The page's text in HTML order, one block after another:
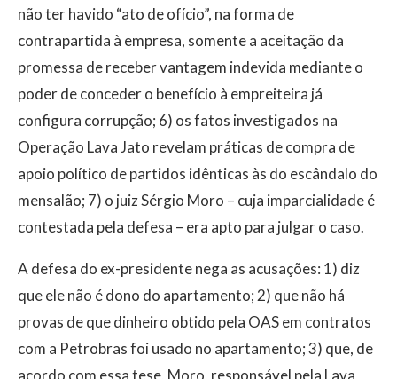
não ter havido “ato de ofício”, na forma de
contrapartida à empresa, somente a aceitação da
promessa de receber vantagem indevida mediante o
poder de conceder o benefício à empreiteira já
configura corrupção; 6) os fatos investigados na
Operação Lava Jato revelam práticas de compra de
apoio político de partidos idênticas às do escândalo do
mensalão; 7) o juiz Sérgio Moro – cuja imparcialidade é
contestada pela defesa – era apto para julgar o caso.
A defesa do ex-presidente nega as acusações: 1) diz
que ele não é dono do apartamento; 2) que não há
provas de que dinheiro obtido pela OAS em contratos
com a Petrobras foi usado no apartamento; 3) que, de
acordo com essa tese, Moro, responsável pela Lava